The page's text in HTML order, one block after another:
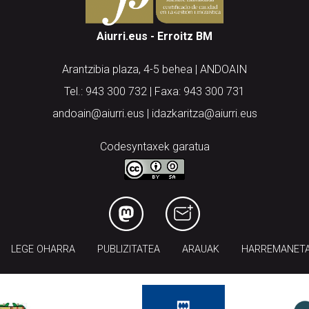
Aiurri.eus - Erroitz BM
Arantzibia plaza, 4-5 behea | ANDOAIN
Tel.: 943 300 732 | Faxa: 943 300 731
andoain@aiurri.eus | idazkaritza@aiurri.eus
Codesyntaxek garatua
LEGE OHARRA PUBLIZITATEA ARAUAK